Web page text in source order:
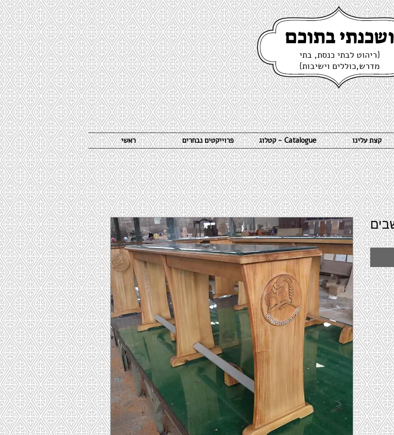
ושכנתי בתוכם
{ריהוט לבתי כנסת, בתי
מדרש,כוללים וישיבות}
ראשי פרוייקטים נבחרים קטלוג - Catalogue קצת עלינו